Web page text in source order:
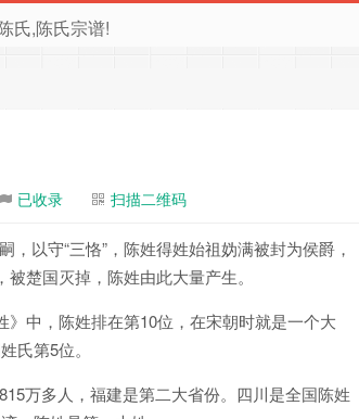
氏,陈氏宗谱!
已收录 扫描二维码
以守“三恪”，陈姓得姓始祖妫满被封为侯爵，
楚国灭掉，陈姓由此大量产生。
中，陈姓排在第10位，在宋朝时就是一个大
氏第5位。
万多人，福建是第二大省份。四川是全国陈姓